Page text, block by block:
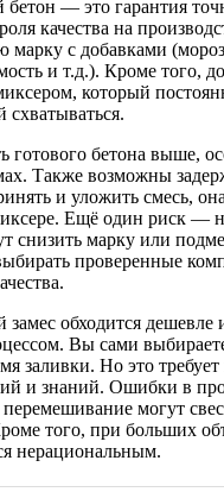
— это гарантия
качества на
с добавками
и т.д.). Кроме того,
который
схватываться.
готового бетона выше,
Также возможны
и уложить смесь,
Ещё один риск —
снизить марку или
проверенные
замес обходится дешевле
Вы сами
заливки. Но это
и знаний. Ошибки в
могут
того, при больших
нерациональным.